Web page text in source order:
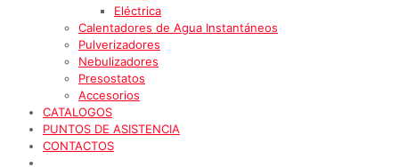
Eléctrica
Calentadores de Agua Instantáneos
Pulverizadores
Nebulizadores
Presostatos
Accesorios
CATALOGOS
PUNTOS DE ASISTENCIA
CONTACTOS